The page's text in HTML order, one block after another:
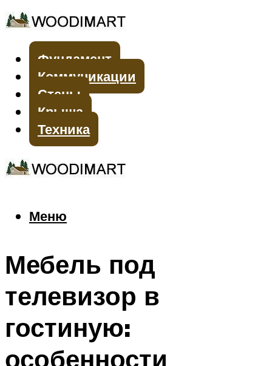
Фундамент
Коммуникации
Стены
Крыша
Техника
Меню
Меню
Мебель под
телевизор в
гостиную:
особенности